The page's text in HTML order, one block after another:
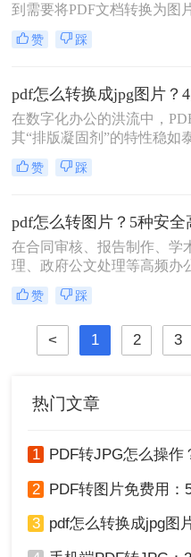
到需要将PDF文档转换为图
情况，比如制作PPT素材、
体分享资料，或者在不方便
十页甚至上百页的PDF文件
页截图显然不现实。那么，
如何一次性转成多张图片呢
为你推荐几种有效的方法，
细的操作步骤和注意事项。
赞 踩
在数字化办公的洪流中，
其“排版凝固剂”的特性稳如
当我们需要快速分享、即时
次编辑时，它往往变成了一
不仅是格式的跃迁，更是工
底解放。那么pdf怎么转换成
呢？
赞 踩
在合同审核、报告制作、学
理、政府公文处理等高频办
中，将PDF精准转换为图片
JPG/PNG）是效率刚需，却
车”重灾区：文字模糊、图
分辨率丢失、敏感信息泄
峻的是，2026年国家网信办
泄露事件！
赞 踩
< 1 2 3
热门文章
1 PDF转JPG怎么操作？四种
2 PDF转图片免费用：5种工
3 pdf怎么转换成jpg图片